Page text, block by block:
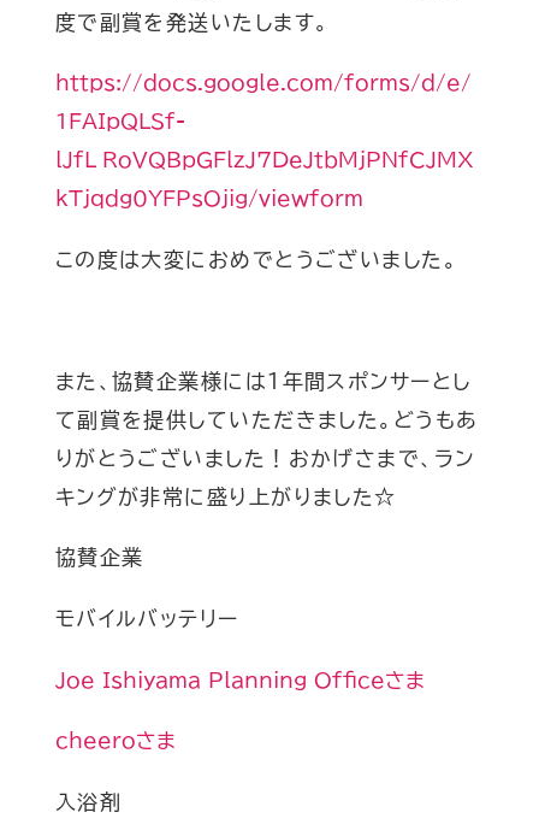
度で副賞を発送いたします。
https://docs.google.com/forms/d/e/
1FAIpQLSf-
lJfL_RoVQBpGFlzJ7DeJtbMjPNfCJMX
kTjqdg0YFPsOjig/viewform
この度は大変におめでとうございました 。
また、協賛企業様には１年間スポンサーとし
て副賞を提供していただきました。どうもあ
りがとうございました！おかげさまで、ラン
キングが非常に盛り上がりました☆
協賛企業
モバイルバッテリー
Joe Ishiyama Planning Officeさま
cheeroさま
入浴剤